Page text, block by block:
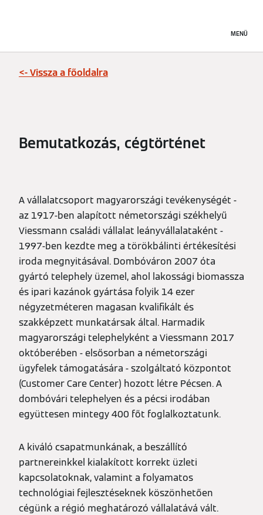
MENÜ
<- Vissza a főoldalra
Bemutatkozás, cégtörténet
A vállalatcsoport magyarországi tevékenységét -
az 1917-ben alapított németországi székhelyű
Viessmann családi vállalat leányvállalataként -
1997-ben kezdte meg a törökbálinti értékesítési
iroda megnyitásával. Dombóváron 2007 óta
gyártó telephely üzemel, ahol lakossági biomassza
és ipari kazánok gyártása folyik 14 ezer
négyzetméteren magasan kvalifikált és
szakképzett munkatársak által. Harmadik
magyarországi telephelyként a Viessmann 2017
októberében - elsősorban a németországi
ügyfelek támogatására - szolgáltató központot
(Customer Care Center) hozott létre Pécsen. A
dombóvári telephelyen és a pécsi irodában
együttesen mintegy 400 főt foglalkoztatunk.
A kiváló csapatmunkának, a beszállító
partnereinkkel kialakított korrekt üzleti
kapcsolatoknak, valamint a folyamatos
technológiai fejlesztéseknek köszönhetően
cégünk a régió meghatározó vállalatává vált.